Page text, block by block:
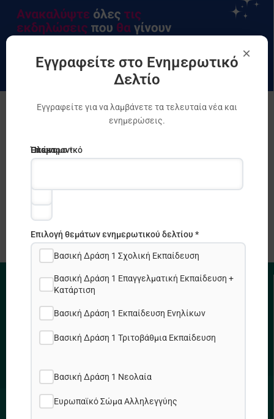
Erasmus Days 13 – 18 Οκτωβρίου 2025 |
Όλες οι εκδηλώσεις που θα
πραγματοποιηθούν σε Δήμους
Erasmus +
ΧΡΗΣΙΜΟΙ ΣΥΝΔΕΣΜΟΙ
Πολιτική Cookies
Θέσεις εργασίας
×
Εγγραφείτε στο Ενημερωτικό
Δελτίο
Εγγραφείτε για να λαμβάνετε τα τελευταία νέα και
ενημερώσεις.
Ηλεκτρονικό
Όνομα
Επώνυμο *
Επιλογή θεμάτων ενημερωτικού δελτίου *
Βασική Δράση 1 Σχολική Εκπαίδευση
Βασική Δράση 1 Επαγγελματική Εκπαίδευση +
Κατάρτιση
Βασική Δράση 1 Εκπαίδευση Ενηλίκων
Βασική Δράση 1 Τριτοβάθμια Εκπαίδευση
Βασική Δράση 1 Νεολαία
Ευρωπαϊκό Σώμα Αλληλεγγύης